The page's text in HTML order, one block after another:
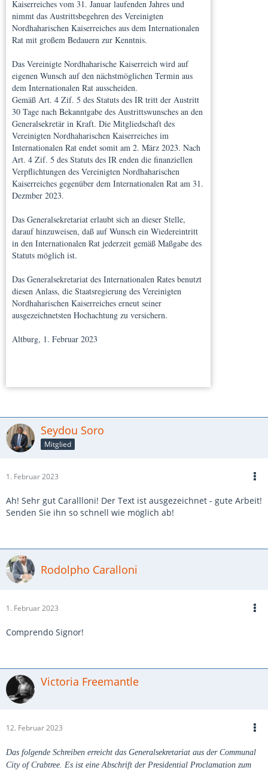
Kaiserreiches vom 31. Januar laufenden Jahres und
nimmt das Austrittsbegehren des Vereinigten
Nordhaharischen Kaiserreiches aus dem Internationalen
Rat mit großem Bedauern zur Kenntnis.
Das Vereinigte Nordhaharische Kaiserreich wird auf
eigenen Wunsch auf den nächstmöglichen Termin aus
dem Internationalen Rat ausscheiden.
Gemäß Art. 4 Zif. 5 des Statuts des IR tritt der Austritt
30 Tage nach Bekanntgabe des Austrittswunsches an den
Generalsekretär in Kraft. Die Mitgliedschaft des
Vereinigten Nordhaharischen Kaiserreiches im
Internationalen Rat endet somit am 2. März 2023. Nach
Art. 4 Zif. 5 des Statuts des IR enden die finanziellen
Verpflichtungen des Vereinigten Nordhaharischen
Kaiserreiches gegenüber dem Internationalen Rat am 31.
Dezmber 2023.
Das Generalsekretariat erlaubt sich an dieser Stelle,
darauf hinzuweisen, daß auf Wunsch ein Wiedereintritt
in den Internationalen Rat jederzeit gemäß Maßgabe des
Statuts möglich ist.
Das Generalsekretariat des Internationalen Rates benutzt
diesen Anlass, die Staatsregierung des Vereinigten
Nordhaharischen Kaiserreiches erneut seiner
ausgezeichnetsten Hochachtung zu versichern.
Altburg, 1. Februar 2023
Seydou Soro
Mitglied
1. Februar 2023
Ah! Sehr gut Carallloni! Der Text ist ausgezeichnet - gute Arbeit!
Senden Sie ihn so schnell wie möglich ab!
Rodolpho Caralloni
1. Februar 2023
Comprendo Signor!
Victoria Freemantle
12. Februar 2023
Das folgende Schreiben erreicht das Generalsekretariat aus der Communal
City of Crabtree. Es ist eine Abschrift der Presidential Proclamation zum